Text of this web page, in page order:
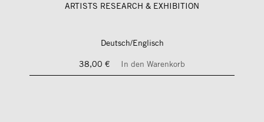
ARTISTS RESEARCH & EXHIBITION
Deutsch/Englisch
38,00 €
In den Warenkorb